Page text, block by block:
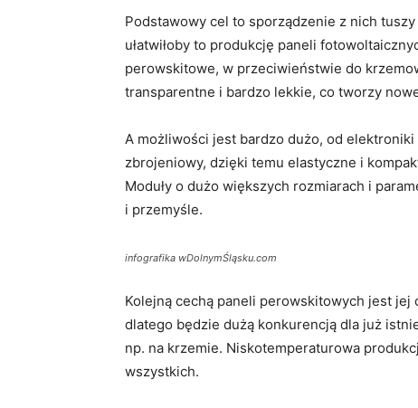
Podstawowy cel to sporządzenie z nich
ułatwiłoby to produkcję paneli
perowskitowe, w przeciwieństwie do
transparentne i bardzo lekkie, co tworzy
A możliwości jest bardzo dużo, od
zbrojeniowy, dzięki temu elastyczne i
Moduły o dużo większych rozmiarach i
i przemyśle.
infografika wDolnymŚląsku.com
Kolejną cechą paneli perowskitowych jest
dlatego będzie dużą konkurencją dla już
np. na krzemie. Niskotemperaturowa
wszystkich.